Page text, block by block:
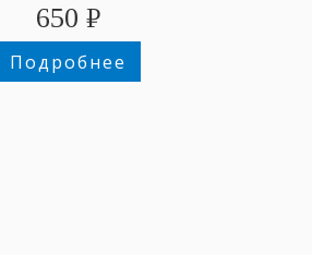
650 ₽
Подробнее